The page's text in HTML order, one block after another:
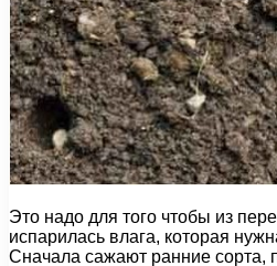
Это надо для того чтобы из
испарилась влага, которая
Сначала сажают ранние сорта,